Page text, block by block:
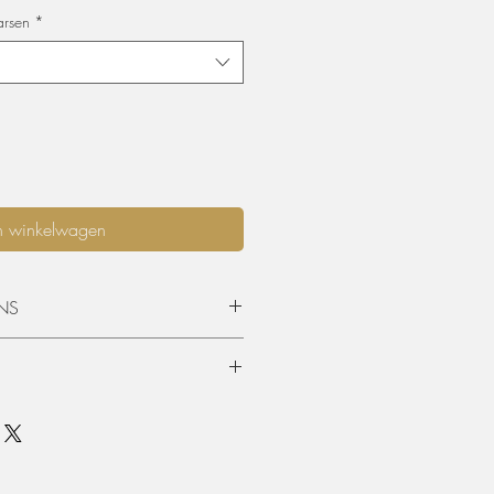
*
winkelwagen
is standaard 3 dagen (incl.